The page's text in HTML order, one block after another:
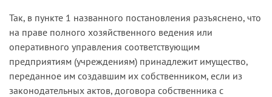
обстоятельствах в выдаче исполнительного
листа следует отказать (дело № А56-26242/04)
недвижимую вещь выделены гражданским
процессуальным законодательством в
самостоятельную категорию и отнесены к
компетенции судов общей юрисдикции (дело №
А66-6701-03).
Так, в пункте 1 названного постановления разъяснено, что
на праве полного хозяйственного ведения или
оперативного управления соответствующим
предприятиям (учреждениям) принадлежит имущество,
переданное им создавшим их собственником, если из
законодательных актов, договора собственника с